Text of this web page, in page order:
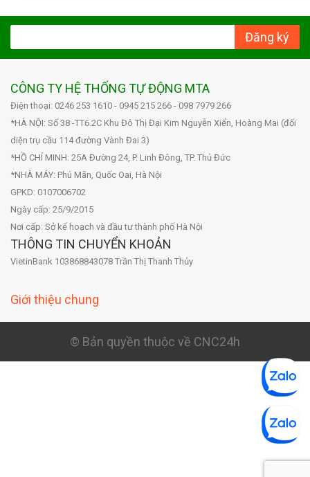
Đăng ký
CÔNG TY HỆ THỐNG TỰ ĐỘNG MTA
Điện thoại: 0246 253 1610 - 0945 215 266 - 098 7979 266
*HÀ NỘI: Số 38 -TT6.2C Khu Đô Thị Đại Kim Nguyễn Xiển, Hoàng Mai (đối
diện trụ cầu 114 đường Vành Đai 3)
*HỒ CHÍ MINH: 25A Đường 24, P. Linh Đông, TP. Thủ Đức
*NHÀ MÁY: Phú Mãn, Quốc Oai, Hà Nội
GPKD: 0107006702
Ngày cấp: 25/9/2015
Nơi cấp: Sở kế hoạch và đầu tư thành phố Hà Nội
THÔNG TIN CHUYỂN KHOẢN
VietinBank 103868843078 Trần Thị Thanh Thủy
Giới thiệu chung
© Bản quyền thuộc về CNC24h